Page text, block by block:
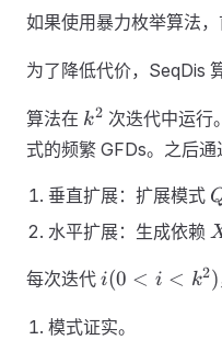
如果使用暴力枚举算法
为了降低代价，SeqDis
算法在 k^2
k2 次迭代中运行
式的频繁 GFDs。之后通
垂直扩展：扩展模式
水平扩展：生成依赖
每次迭代 i (
)
i(0 < i < k2)
模式证实。